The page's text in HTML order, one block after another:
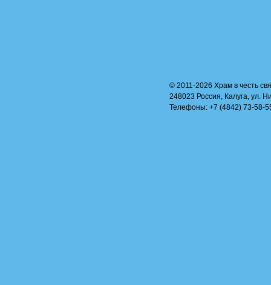
© 2011-2026 Храм в честь
248023 Россия, Калуга, ул.
Телефоны: +7 (4842) 73-58-